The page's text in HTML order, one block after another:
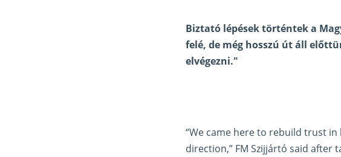
Biztató lépések történtek a
felé, de még hosszú út áll
elvégezni."
“We came here to rebuild trust
direction,” FM Szijjártó said